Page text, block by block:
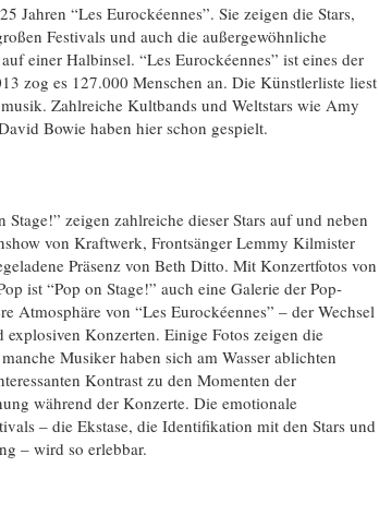
Jahren “Les Eurockéennes”. Sie zeigen die Stars,
Festivals und auch die außergewöhnliche
einer Halbinsel. “Les Eurockéennes” ist eines der
zog es 127.000 Menschen an. Die Künstlerliste liest
Zahlreiche Kultbands und Weltstars wie Amy
Bowie haben hier schon gespielt.
zeigen zahlreiche dieser Stars auf und neben
von Kraftwerk, Frontsänger Lemmy Kilmister
Präsenz von Beth Ditto. Mit Konzertfotos von
ist “Pop on Stage!” auch eine Galerie der Pop-
Atmosphäre von “Les Eurockéennes” – der Wechsel
Konzerten. Einige Fotos zeigen die
Musiker haben sich am Wasser ablichten
Kontrast zu den Momenten der
während der Konzerte. Die emotionale
– die Ekstase, die Identifikation mit den Stars und
– wird so erlebbar.